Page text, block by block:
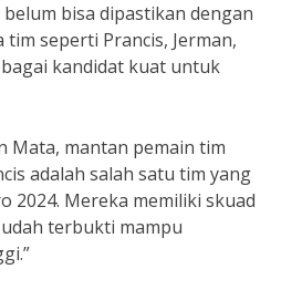
bisa dipastikan dengan
seperti Prancis, Jerman,
kandidat kuat untuk
Mata, mantan pemain tim
adalah salah satu tim yang
2024. Mereka memiliki skuad
terbukti mampu